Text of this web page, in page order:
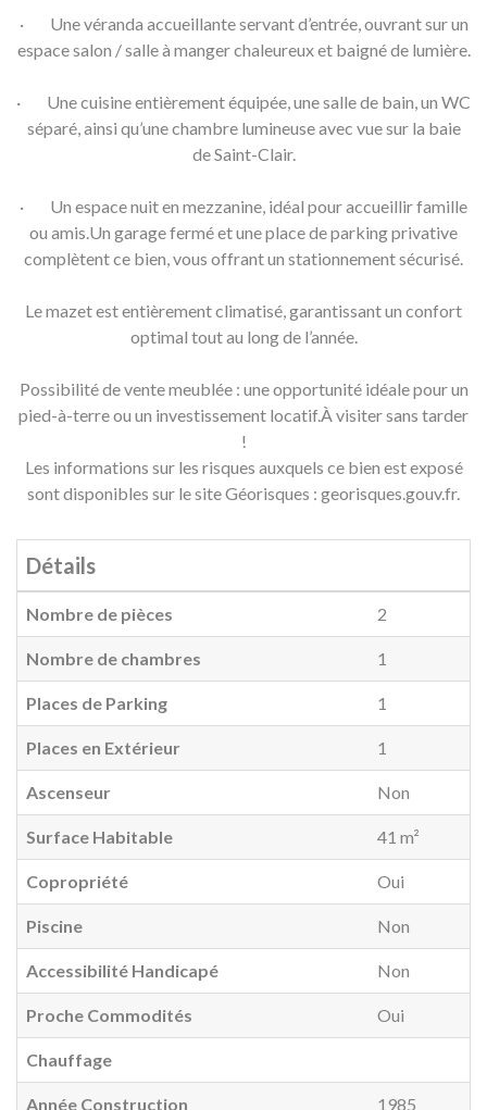
· Une véranda accueillante servant d’entrée, ouvrant sur un
espace salon / salle à manger chaleureux et baigné de lumière.
· Une cuisine entièrement équipée, une salle de bain, un WC
séparé, ainsi qu’une chambre lumineuse avec vue sur la baie
de Saint-Clair.
· Un espace nuit en mezzanine, idéal pour accueillir famille
ou amis.Un garage fermé et une place de parking privative
complètent ce bien, vous offrant un stationnement sécurisé.
Le mazet est entièrement climatisé, garantissant un confort
optimal tout au long de l’année.
Possibilité de vente meublée : une opportunité idéale pour un
pied-à-terre ou un investissement locatif.À visiter sans tarder
!
Les informations sur les risques auxquels ce bien est exposé
sont disponibles sur le site Géorisques : georisques.gouv.fr.
Détails
Nombre de pièces 2
Nombre de chambres 1
Places de Parking 1
Places en Extérieur 1
Ascenseur Non
Surface Habitable 41 m²
Copropriété Oui
Piscine Non
Accessibilité Handicapé Non
Proche Commodités Oui
Chauffage
Année Construction 1985